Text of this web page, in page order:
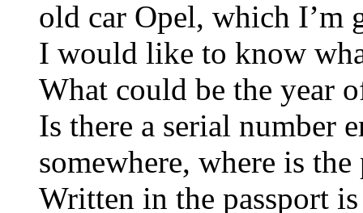
old car Opel, which I’m
I would like to know
What could be the year
Is there a serial number
somewhere, where is
Written in the passport